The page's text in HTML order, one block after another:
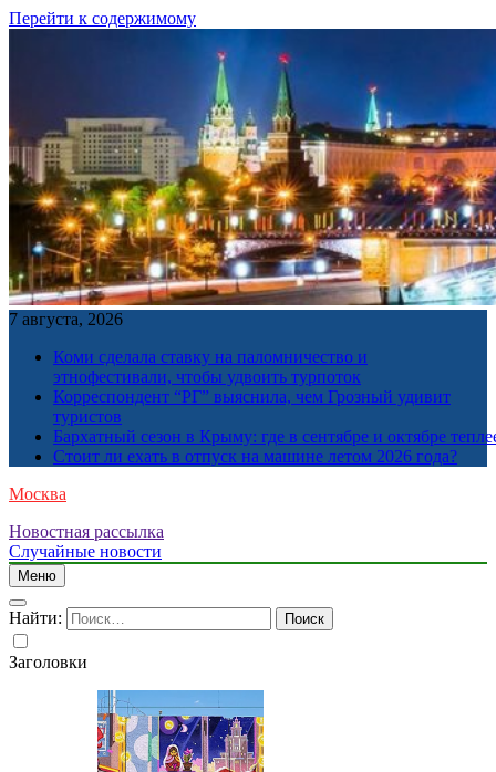
Перейти к содержимому
7 августа, 2026
Коми сделала ставку на паломничество и
этнофестивали, чтобы удвоить турпоток
Корреспондент “РГ” выяснила, чем Грозный удивит
туристов
Бархатный сезон в Крыму: где в сентябре и октябре
Стоит ли ехать в отпуск на машине летом 2026 года?
Москва
Новостная рассылка
Случайные новости
Меню
Найти:
Заголовки